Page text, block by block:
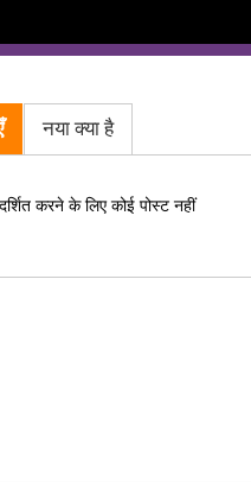
नया क्या है
करने के लिए कोई पोस्ट नहीं